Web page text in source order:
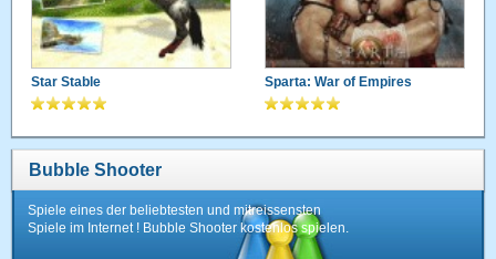
Star Stable Sparta: War of Empires
Bubble Shooter
Spiele eines der beliebtesten und mitreissensten
Spiele im Internet ! Bubble Shooter kostenlos spielen.